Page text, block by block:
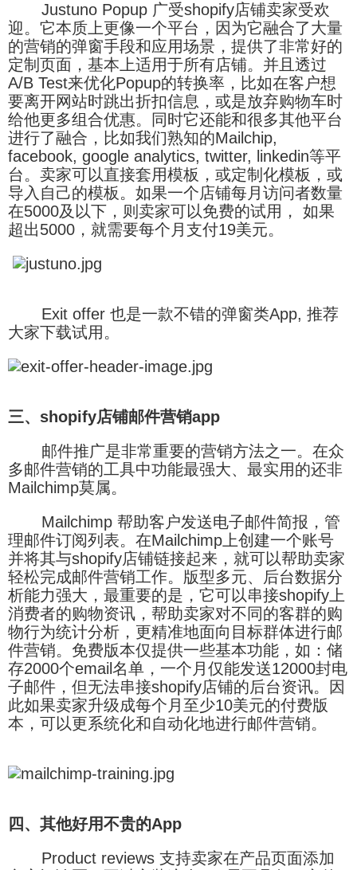
Justuno Popup 广受shopify店铺卖家受欢
迎。它本质上更像一个平台，因为它融合了大量
的营销的弹窗手段和应用场景，提供了非常好的
定制页面，基本上适用于所有店铺。并且透过
A/B Test来优化Popup的转换率，比如在客户想
要离开网站时跳出折扣信息，或是放弃购物车时
给他更多组合优惠。同时它还能和很多其他平台
进行了融合，比如我们熟知的Mailchip,
facebook, google analytics, twitter, linkedin等平
台。卖家可以直接套用模板，或定制化模板，或
导入自己的模板。如果一个店铺每月访问者数量
在5000及以下，则卖家可以免费的试用， 如果
超出5000，就需要每个月支付19美元。
Exit offer 也是一款不错的弹窗类App, 推荐
大家下载试用。
三、shopify店铺邮件营销app
邮件推广是非常重要的营销方法之一。在众
多邮件营销的工具中功能最强大、最实用的还非
Mailchimp莫属。
Mailchimp 帮助客户发送电子邮件简报，管
理邮件订阅列表。在Mailchimp上创建一个账号
并将其与shopify店铺链接起来，就可以帮助卖家
轻松完成邮件营销工作。版型多元、后台数据分
析能力强大，最重要的是，它可以串接shopify上
消费者的购物资讯，帮助卖家对不同的客群的购
物行为统计分析，更精准地面向目标群体进行邮
件营销。免费版本仅提供一些基本功能，如：储
存2000个email名单，一个月仅能发送12000封电
子邮件，但无法串接shopify店铺的后台资讯。因
此如果卖家升级成每个月至少10美元的付费版
本，可以更系统化和自动化地进行邮件营销。
四、其他好用不贵的App
Product reviews 支持卖家在产品页面添加